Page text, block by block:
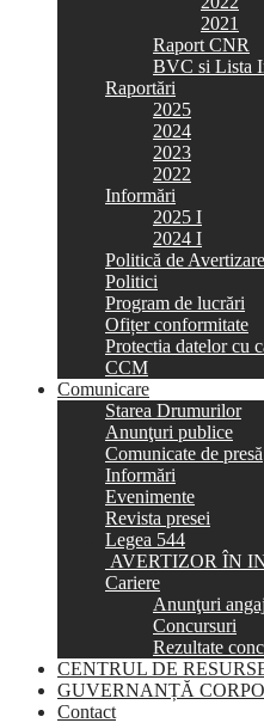
2021
Raport CNR
BVC si Lista
Raportări
2025
2024
2023
2022
Informări
2025 I
2024 I
Politică de Avertizare
Politici
Program de lucrări
Ofițer conformitate
Protectia datelor cu
CCM
Comunicare
Starea Drumurilor
Anunţuri publice
Comunicate de presă
Informări
Evenimente
Revista presei
Legea 544
AVERTIZOR ÎN
Cariere
Anunţuri
Concursuri
Rezultate
CENTRUL DE
GUVERNANȚĂ
Contact